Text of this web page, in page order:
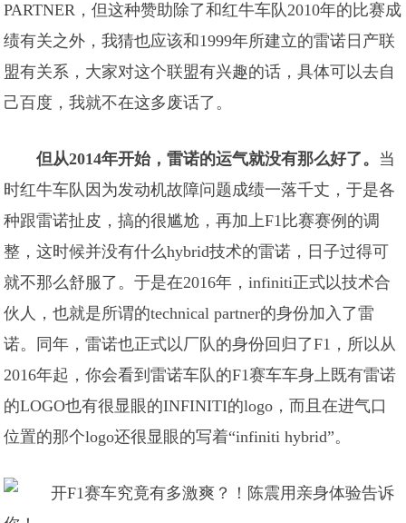
PARTNER，但这种赞助除了和红牛车队2010年的比赛成
绩有关之外，我猜也应该和1999年所建立的雷诺日产联
盟有关系，大家对这个联盟有兴趣的话，具体可以去自
己百度，我就不在这多废话了。
但从2014年开始，雷诺的运气就没有那么好了。 当
时红牛车队因为发动机故障问题成绩一落千丈，于是各
种跟雷诺扯皮，搞的很尴尬，再加上F1比赛赛例的调
整，这时候并没有什么hybrid技术的雷诺，日子过得可
就不那么舒服了。于是在2016年，infiniti正式以技术合
伙人，也就是所谓的technical partner的身份加入了雷
诺。同年，雷诺也正式以厂队的身份回归了F1，所以从
2016年起，你会看到雷诺车队的F1赛车车身上既有雷诺
的LOGO也有很显眼的INFINITI的logo，而且在进气口
位置的那个logo还很显眼的写着“infiniti hybrid”。